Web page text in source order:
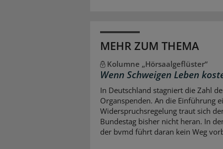
MEHR ZUM THEMA
Kolumne „Hörsaalgeflüster“
Wenn Schweigen Leben
In Deutschland stagniert die Zahl
Organspenden. An die Einführung
Widerspruchsregelung traut sich
Bundestag bisher nicht heran. In
der bvmd führt daran kein Weg